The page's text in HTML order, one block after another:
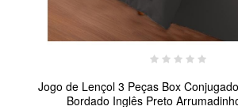
Jogo de Lençol 3 Peças Box
Bordado Inglês Preto